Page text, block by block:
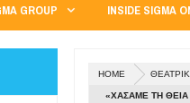
GROUP INSIDE SIGMA
HOME
«ΧΑΣΑΜΕ ΤΗ